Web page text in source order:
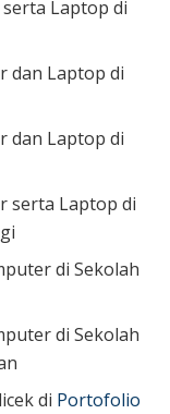
Laptop di
dan Laptop di
dan Laptop di
serta Laptop di
di Sekolah
di Sekolah
di Portofolio